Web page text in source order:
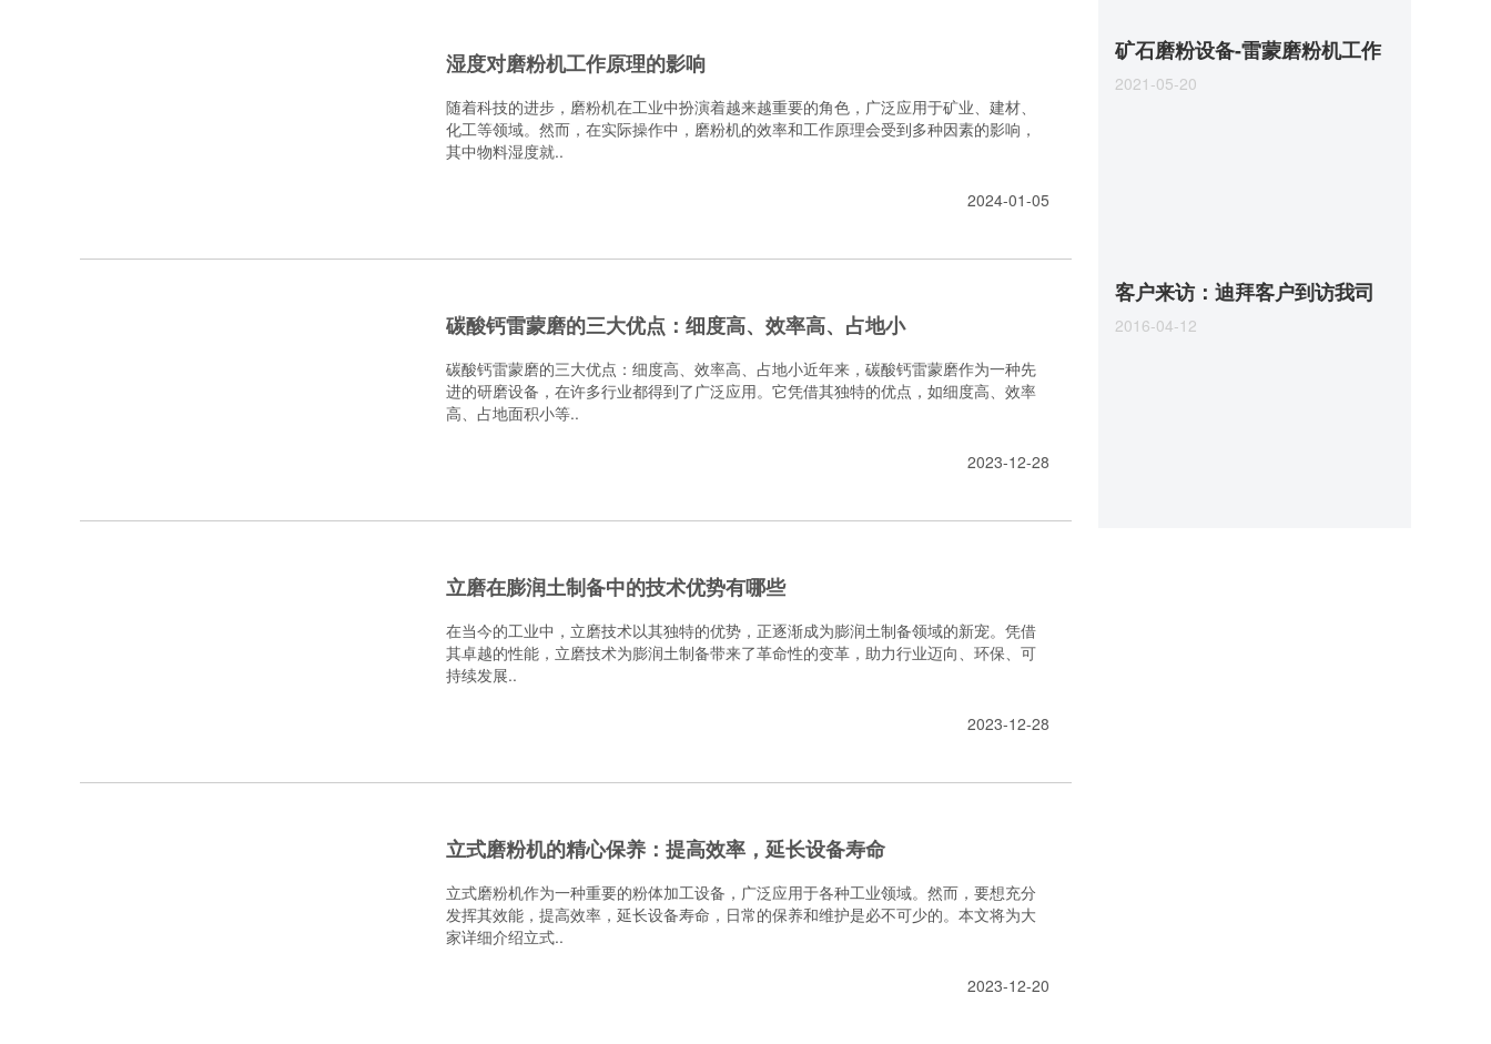
湿度对磨粉机工作原理的影响
随着科技的进步，磨粉机在工业中扮演着越来越重要的角色，广泛应用于矿业、建材、
化工等领域。然而，在实际操作中，磨粉机的效率和工作原理会受到多种因素的影响，
其中物料湿度就..
2024-01-05
碳酸钙雷蒙磨的三大优点：细度高、效率高、占地小
碳酸钙雷蒙磨的三大优点：细度高、效率高、占地小近年来，碳酸钙雷蒙磨作为一种先
进的研磨设备，在许多行业都得到了广泛应用。它凭借其独特的优点，如细度高、效率
高、占地面积小等..
2023-12-28
立磨在膨润土制备中的技术优势有哪些
在当今的工业中，立磨技术以其独特的优势，正逐渐成为膨润土制备领域的新宠。凭借
其卓越的性能，立磨技术为膨润土制备带来了革命性的变革，助力行业迈向、环保、可
持续发展..
2023-12-28
立式磨粉机的精心保养：提高效率，延长设备寿命
立式磨粉机作为一种重要的粉体加工设备，广泛应用于各种工业领域。然而，要想充分
发挥其效能，提高效率，延长设备寿命，日常的保养和维护是必不可少的。本文将为大
家详细介绍立式..
2023-12-20
矿石磨粉设备-雷蒙磨粉机工作
原理
2021-05-20
客户来访：迪拜客户到访我司
考察超
2016-04-12